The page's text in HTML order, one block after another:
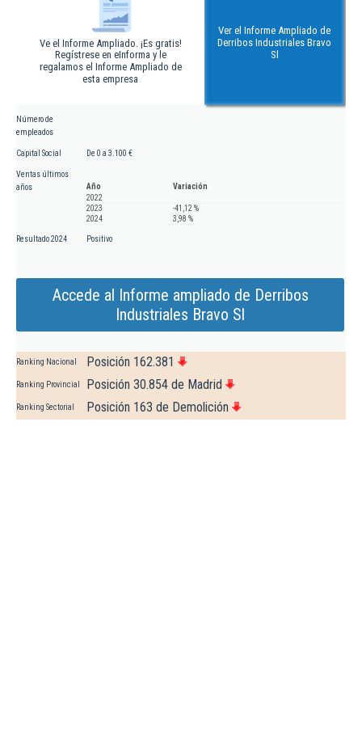
Ve el Informe Ampliado. ¡Es gratis!
Regístrese en eInforma y le
regalamos el Informe Ampliado de
esta empresa
Ver el Informe Ampliado de
Derribos Industriales Bravo
Sl
Número de
empleados
Capital Social De 0 a 3.100 €
Ventas últimos
años
Año
Variación
2022
2023
-41,12 %
2024
3,98 %
Resultado 2024 Positivo
Accede al Informe ampliado de Derribos
Industriales Bravo Sl
Ranking Nacional Posición 162.381
Ranking Provincial Posición 30.854 de Madrid
Ranking Sectorial Posición 163 de Demolición